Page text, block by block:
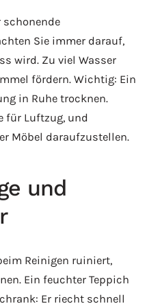
schonende
Sie immer darauf,
wird. Zu viel Wasser
fördern. Wichtig: Ein
in Ruhe trocknen.
für Luftzug, und
Möbel daraufzustellen.
und
Reinigen ruiniert,
Ein feuchter Teppich
Er riecht schnell